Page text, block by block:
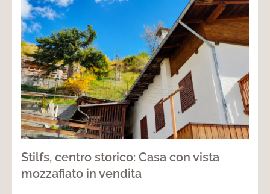
Stilfs, centro storico: Casa con vista
mozzafiato in vendita